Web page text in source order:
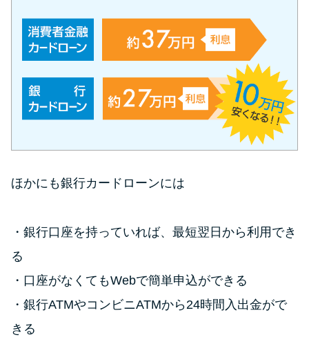
説！ もっとも便利でお得な返済
方法はどれ？
年収が低い＆他社借入があると
落ちる？バンクイックの口コミ
を分析
合わせ先とシーン別の問い合わ
ほかにも銀行カードローンには
銀行口座を持っていれば、最短翌日から利用でき
る
口座がなくてもWebで簡単申込ができる
銀行ATMやコンビニATMから24時間入出金がで
きる